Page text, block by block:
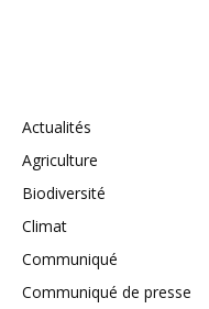
Actualités
Agriculture
Biodiversité
Climat
Communiqué
Communiqué de presse